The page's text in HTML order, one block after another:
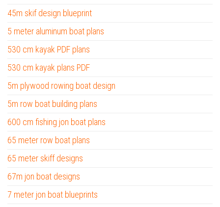
45m skif design blueprint
5 meter aluminum boat plans
530 cm kayak PDF plans
530 cm kayak plans PDF
5m plywood rowing boat design
5m row boat building plans
600 cm fishing jon boat plans
65 meter row boat plans
65 meter skiff designs
67m jon boat designs
7 meter jon boat blueprints